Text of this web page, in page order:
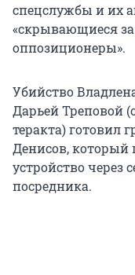
спецслужбы и их
«скрывающиеся
оппозиционеры».
Убийство
Дарьей Треповой
теракта)
Денисов, который
устройство через
посредника.